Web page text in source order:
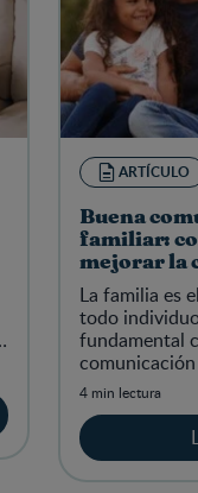
ARTÍCULO
Buena
familiar:
mejorar la
La familia es
todo
fundamental
estable.
4 min lectura